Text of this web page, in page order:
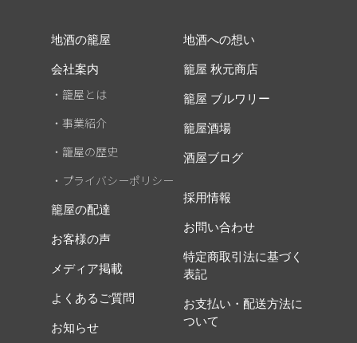
地酒の籠屋
会社案内
・籠屋とは
・事業紹介
・籠屋の歴史
・プライバシーポリシー
地酒への想い
籠屋 秋元商店
籠屋 ブルワリー
籠屋酒場
酒屋ブログ
籠屋の配達
お客様の声
メディア掲載
よくあるご質問
お知らせ
採用情報
お問い合わせ
特定商取引法に基づく
表記
お支払い・配送方法に
ついて